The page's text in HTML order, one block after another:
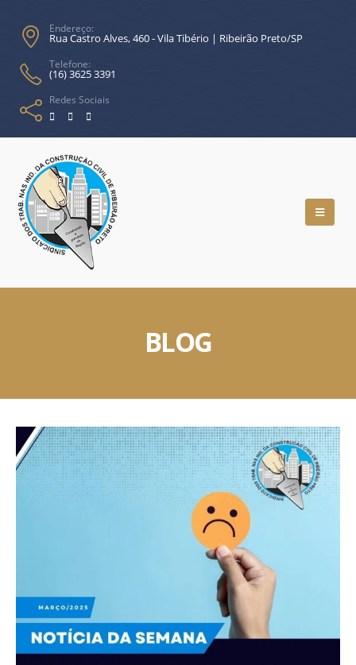
Endereço:
Rua Castro Alves, 460 - Vila Tibério | Ribeirão Preto/SP
Telefone:
(16) 3625 3391
Redes Sociais
BLOG